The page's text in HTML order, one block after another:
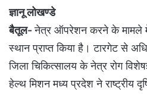
ज्ञानू लोखण्डे
बैतूल-नेत्र ऑपरेशन करने के मामले
स्थान प्राप्त किया है। टारगेट से
जिला चिकित्सालय के नेत्र रोग
हेल्थ मिशन मध्य प्रदेश ने राष्ट्रीय